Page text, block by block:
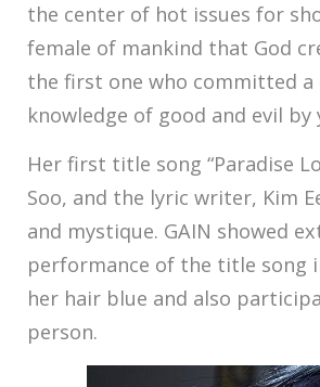
the center of hot issues for
female of mankind that God
the first one who committed
knowledge of good and evil
Her first title song “Paradise
Soo, and the lyric writer, Kim
and mystique. GAIN showed
performance of the title song
her hair blue and also
person.